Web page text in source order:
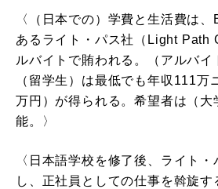
〈（日本での）学費と生活費は
あるライト・パス社（Light Path
ルバイトで賄われる。（アルバ
（留学生）は最低でも年収111万
万円）が得られる。希望者は（大
能。〉
〈日本語学校を修了後、ライト
し、正社員としての仕事を斡旋す